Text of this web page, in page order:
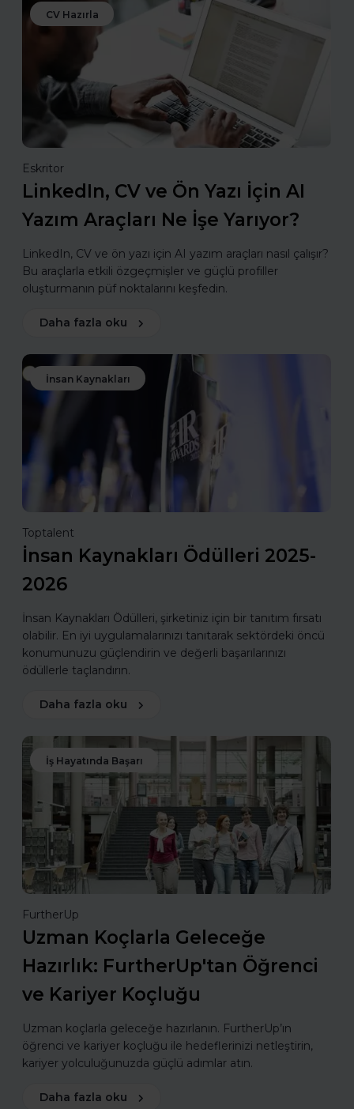
CV Hazırla
Eskritor
LinkedIn, CV ve Ön Yazı İçin AI
Yazım Araçları Ne İşe Yarıyor?
LinkedIn, CV ve ön yazı için AI yazım araçları nasıl çalışır?
Bu araçlarla etkili özgeçmişler ve güçlü profiller
oluşturmanın püf noktalarını keşfedin.
Daha fazla oku
İnsan Kaynakları
Toptalent
İnsan Kaynakları Ödülleri 2025-
2026
İnsan Kaynakları Ödülleri, şirketiniz için bir tanıtım fırsatı
olabilir. En iyi uygulamalarınızı tanıtarak sektördeki öncü
konumunuzu güçlendirin ve değerli başarılarınızı
ödüllerle taçlandırın.
Daha fazla oku
İş Hayatında Başarı
FurtherUp
Uzman Koçlarla Geleceğe
Hazırlık: FurtherUp'tan Öğrenci
ve Kariyer Koçluğu
Uzman koçlarla geleceğe hazırlanın. FurtherUp’ın
öğrenci ve kariyer koçluğu ile hedeflerinizi netleştirin,
kariyer yolculuğunuzda güçlü adımlar atın.
Daha fazla oku